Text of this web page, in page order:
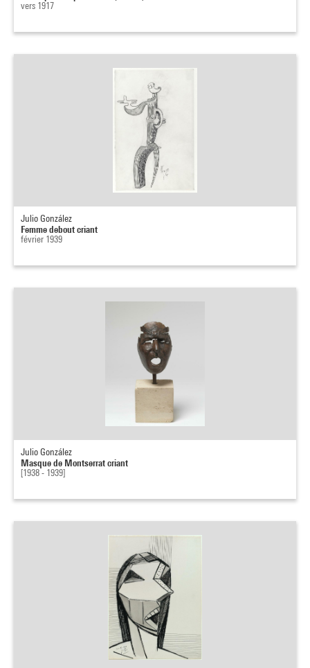
vers 1917
Julio González
Femme debout criant
février 1939
Julio González
Masque de Montserrat criant
[1938 - 1939]